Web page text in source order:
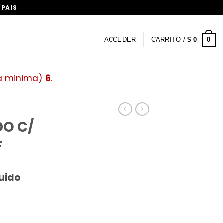
ACCEDER CARRITO /$ 0 0
minima) 6.
C/